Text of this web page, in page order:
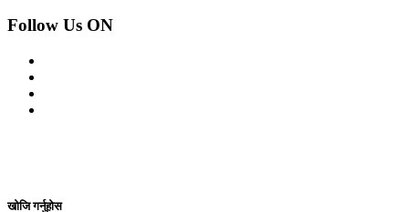
Follow Us ON
खोजि गर्नुहोस